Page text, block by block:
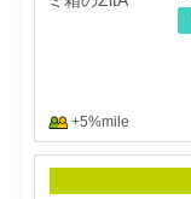
+5%mile